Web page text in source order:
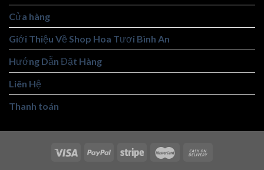
Cửa hàng
Giới Thiệu Về Shop Hoa Tươi Bình An
Hướng Dẫn Đặt Hàng
Liên Hệ
Thanh toán